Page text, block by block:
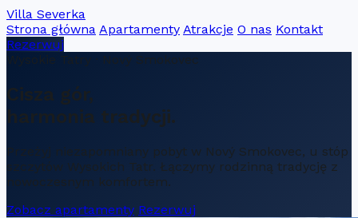
Villa Severka
Strona główna Apartamenty Atrakcje O nas Kontakt
Rezerwuj
Wysokie Tatry · Nový Smokovec
Cisza gór,
harmonia tradycji.
Przeżyj niezapomniany pobyt w Nový Smokovec, u stóp
szczytów Wysokich Tatr. Łączymy rodzinną tradycję z
nowoczesnym komfortem.
Zobacz apartamenty Rezerwuj